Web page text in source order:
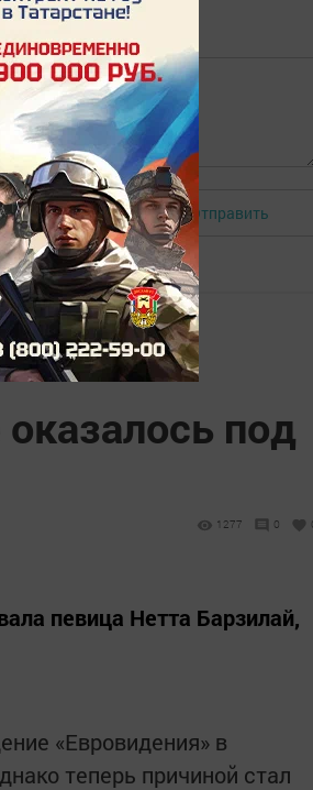
Авторизоваться Отправить
под
1277 0
певица Нетта Барзилай,
«Евровидения» в
теперь причиной стал